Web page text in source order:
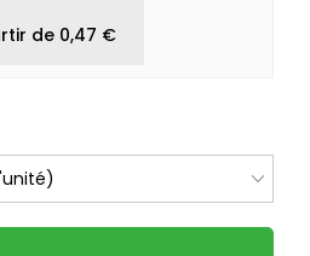
de 0,47 €